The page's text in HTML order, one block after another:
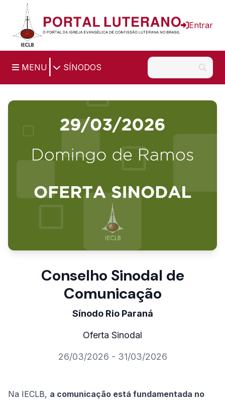
Ir para o conteúdo principal
Entrar
MENU SÍNODOS
Conselho Sinodal de
Comunicação
Sínodo Rio Paraná
Oferta Sinodal
26/03/2026 - 31/03/2026
Na IECLB, a comunicação está fundamentada no